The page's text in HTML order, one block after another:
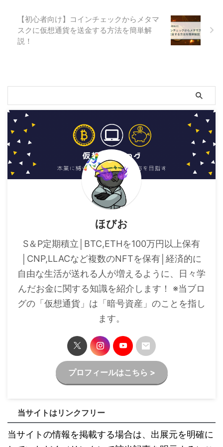
【初心者向け】コインチェックからメタマ
スクに仮想通貨を送金する方法を簡単解
説！
ほびお
S＆P定期積立│BTC,ETHを100万円以上保有
│CNP,LLACなど複数のNFTを保有│経済的に
自由な生活が送れる人が増えるように、日々学
んだお金に関する知識を紹介します！ ※当ブロ
グの「仮想通貨」は「暗号資産」のことを指し
ます。
プロフィールはこちら >
当サイトはリンクフリー
当サイトの情報を掲載する場合は、出展元を明確に